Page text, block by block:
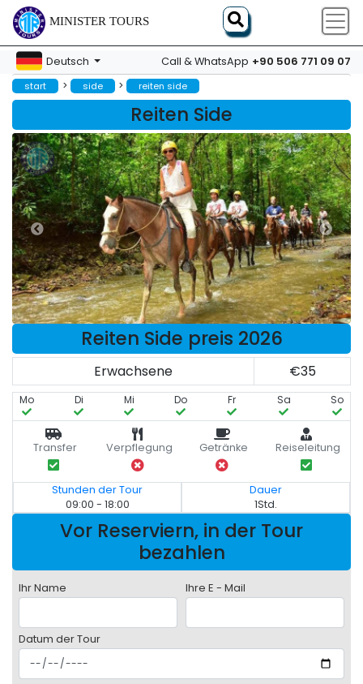
MINISTER TOURS
Deutsch Call & WhatsApp +90 506 771 09 07
start > side > reiten side
Reiten Side
Reiten Side preis 2026
Erwachsene €35
Mo Di Mi Do Fr Sa So
Transfer Verpflegung Getränke Reiseleitung
Stunden der Tour
09:00 - 18:00
Dauer
1Std.
Vor Reserviern, in der Tour
bezahlen
Ihr Name Ihre E - Mail
Datum der Tour